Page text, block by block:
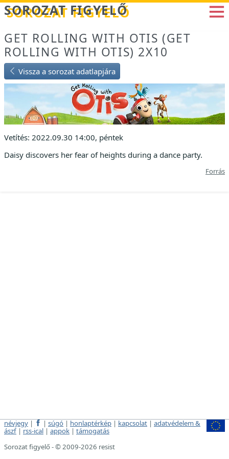
Betöltés...
SOROZAT FIGYELŐ
GET ROLLING WITH OTIS (GET
ROLLING WITH OTIS) 2X10
Vissza a sorozat adatlapjára
Vetítés: 2022.09.30 14:00, péntek
Daisy discovers her fear of heights during a dance party.
Forrás
névjegy | | súgó | honlaptérkép | kapcsolat | adatvédelem &
ászf | rss-ical | appok | támogatás
Sorozat figyelő - © 2009-2026 resist